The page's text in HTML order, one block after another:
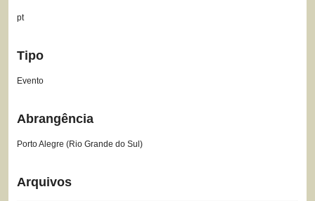
pt
Tipo
Evento
Abrangência
Porto Alegre (Rio Grande do Sul)
Arquivos